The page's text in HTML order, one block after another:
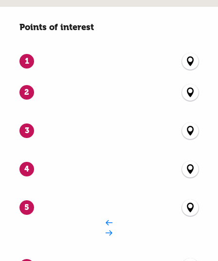
Points of interest
1
2
3
4
5